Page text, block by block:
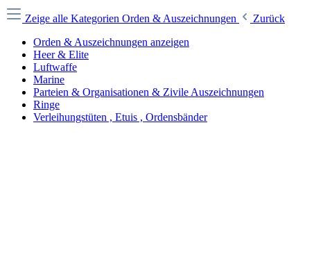
Zeige alle Kategorien Orden & Auszeichnungen
Zurück
Orden & Auszeichnungen anzeigen
Heer & Elite
Luftwaffe
Marine
Parteien & Organisationen & Zivile Auszeichnungen
Ringe
Verleihungstüten , Etuis , Ordensbänder